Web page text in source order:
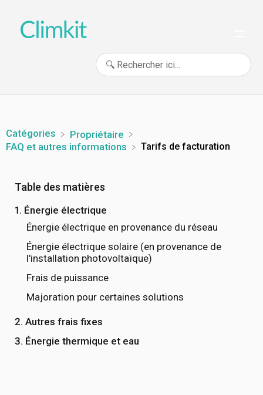
Table des matières
1. Énergie électrique
Énergie électrique en provenance du réseau
Énergie électrique solaire (en provenance de
l'installation photovoltaïque)
Frais de puissance
Majoration pour certaines solutions
2. Autres frais fixes
3. Énergie thermique et eau
Catégories
​Propriétaire
​FAQ et autres informations
Tarifs de facturation